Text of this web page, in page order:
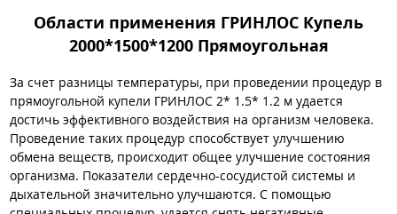
Области применения ГРИНЛОС Купель
2000*1500*1200 Прямоугольная
За счет разницы температуры, при проведении процедур в
прямоугольной купели ГРИНЛОС 2* 1.5* 1.2 м удается
достичь эффективного воздействия на организм человека.
Проведение таких процедур способствует улучшению
обмена веществ, происходит общее улучшение состояния
организма. Показатели сердечно-сосудистой системы и
дыхательной значительно улучшаются. С помощью